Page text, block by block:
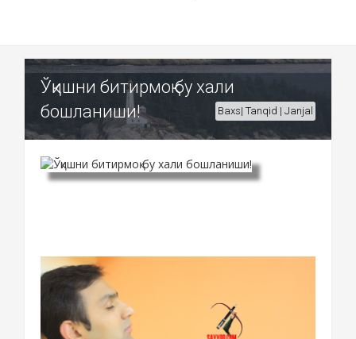
Ўқишни битирмоқ бу хали
бошланиши!
Baxs| Tanqid | Janjal